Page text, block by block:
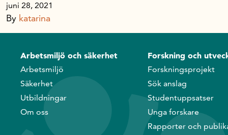
Sök anslag
Forskningsprojekt
Handelns studentuppsatspris
Infrastrukturellt stöd
Planeringsanslag
Unga forskare
Varför bidrar Handelsrådet?
juni 28, 2021
By katarina
Arbetsmiljö och säkerhet
Arbetsmiljö
Säkerhet
Utbildningar
Om oss
Forskning och
Forskningsprojekt
Sök anslag
Studentuppsatser
Unga forskare
Rapporter och